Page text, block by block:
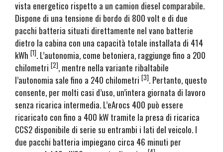
vista energetico rispetto a un camion diesel comparabile.
Dispone di una tensione di bordo di 800 volt e di due
pacchi batteria situati direttamente nel vano batterie
dietro la cabina con una capacità totale installata di 414
kWh [1]. L’autonomia, come betoniera, raggiunge fino a 200
chilometri [2], mentre nella variante ribaltabile
l’autonomia sale fino a 240 chilometri [3]. Pertanto, questo
consente, per molti casi d’uso, un’intera giornata di lavoro
senza ricarica intermedia. L’eArocs 400 può essere
ricaricato con fino a 400 kW tramite la presa di ricarica
CCS2 disponibile di serie su entrambi i lati del veicolo. I
due pacchi batteria impiegano circa 46 minuti per